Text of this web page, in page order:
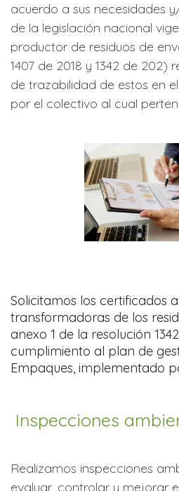
acuerdo a sus necesidades
de la legislación nacional
productor de residuos de
1407 de 2018 y 1342 de 202)
de trazabilidad de estos en
por el colectivo al cual
Solicitamos los certificados
transformadoras de los
anexo 1 de la resolución
cumplimiento al plan de
Empaques, implementado
Inspecciones
Realizamos inspecciones
evaluar, controlar y mejorar